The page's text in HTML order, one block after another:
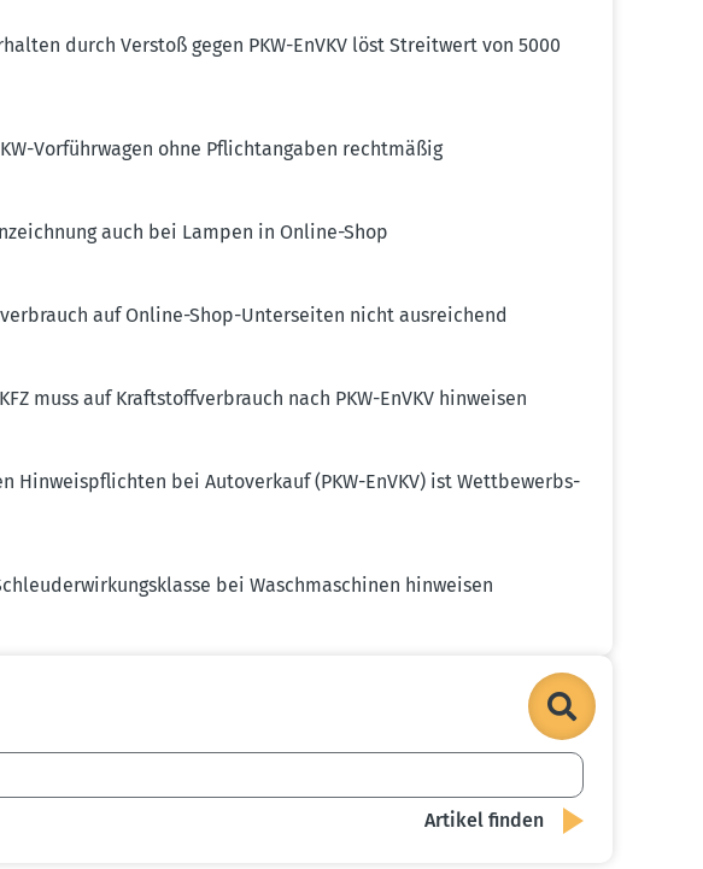
durch Verstoß gegen PKW-EnVKV löst Streitwert von 5000
Vorführ­wagen ohne Pflicht­an­gaben recht­mäßig
auch bei Lampen in Online-Shop
auf Online-Shop-Unter­seiten nicht ausrei­chend
muss auf Kraft­stoff­ver­brauch nach PKW-EnVKV hinweisen
Hinweis­pflichten bei Autoverkauf (PKW-EnVKV) ist Wettbe­werbs­
bei Wasch­ma­schinen hinweisen